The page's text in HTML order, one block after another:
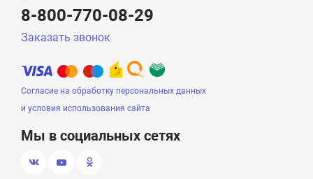
8-800-770-08-29
Заказать звонок
Согласие на обработку персональных данных
и условия использования сайта
Мы в социальных сетях